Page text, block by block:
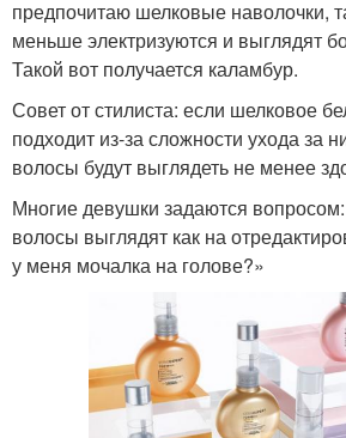
предпочитаю шелковые наволочки,
меньше электризуются и выглядят
Такой вот получается каламбур.
Совет от стилиста: если шелковое
подходит из-за сложности ухода за
волосы будут выглядеть не менее
Многие девушки задаются
волосы выглядят как на
у меня мочалка на голове?»